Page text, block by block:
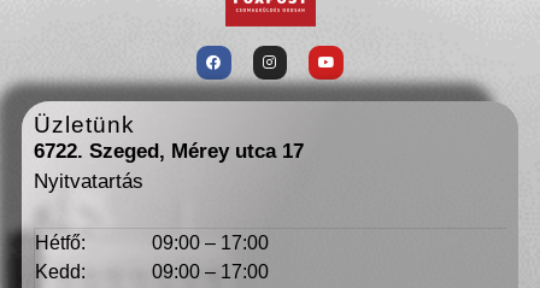
Üzletünk
6722. Szeged, Mérey utca 17
Nyitvatartás
Hétfő:
09:00 – 17:00
Kedd:
09:00 – 17:00